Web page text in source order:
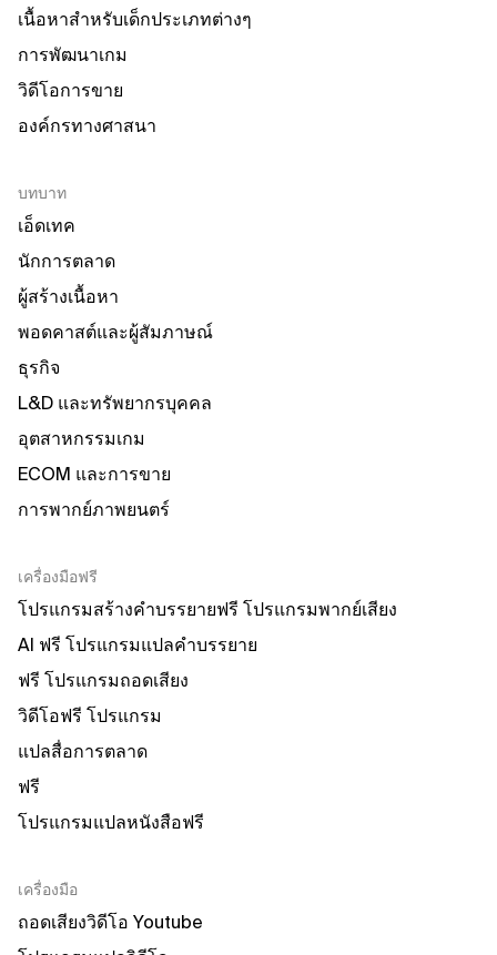
เนื้อหาสำหรับเด็กประเภทต่างๆ
การพัฒนาเกม
วิดีโอการขาย
องค์กรทางศาสนา
บทบาท
เอ็ดเทค
นักการตลาด
ผู้สร้างเนื้อหา
พอดคาสต์และผู้สัมภาษณ์
ธุรกิจ
L&D และทรัพยากรบุคคล
อุตสาหกรรมเกม
ECOM และการขาย
การพากย์ภาพยนตร์
เครื่องมือฟรี
โปรแกรมสร้างคำบรรยายฟรี โปรแกรมพากย์เสียง
AI ฟรี โปรแกรมแปลคำบรรยาย
ฟรี โปรแกรมถอดเสียง
วิดีโอฟรี โปรแกรม
แปลสื่อการตลาด
ฟรี
โปรแกรมแปลหนังสือฟรี
เครื่องมือ
ถอดเสียงวิดีโอ Youtube